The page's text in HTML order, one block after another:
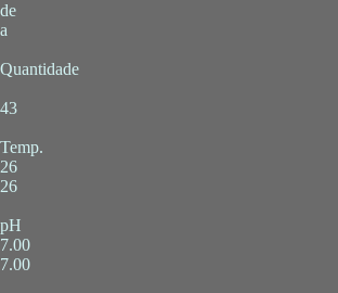
de
a
Quantidade
43
Temp.
26
26
pH
7.00
7.00